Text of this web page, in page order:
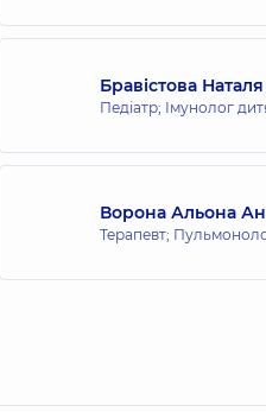
Бравістова
Педіатр; Імунолог
Ворона Альона
Терапевт;